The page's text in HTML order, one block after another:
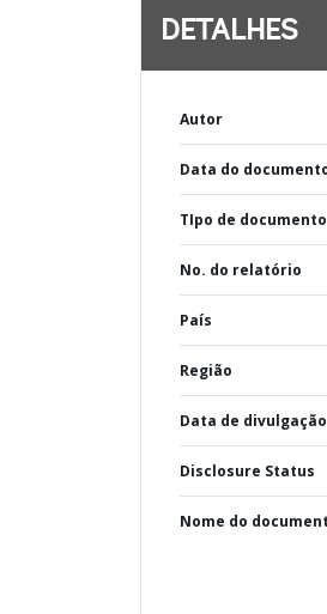
DETALHES
Autor
Data do
TIpo de documento
No. do relatório
País
Região
Data de divulgação
Disclosure Status
Nome do